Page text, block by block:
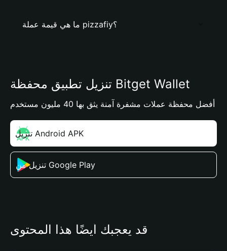
ما هي قيمة عملة pizzafiy؟
تنزيل تطبيق محفظة Bitget Wallet
أفضل محفظة عملات مشفرة آمنة يثق بها 40 مليون مستخدم
تنزيل Android APK
تنزيل من Google Play
قد يعجبك أيضًا هذا المحتوى